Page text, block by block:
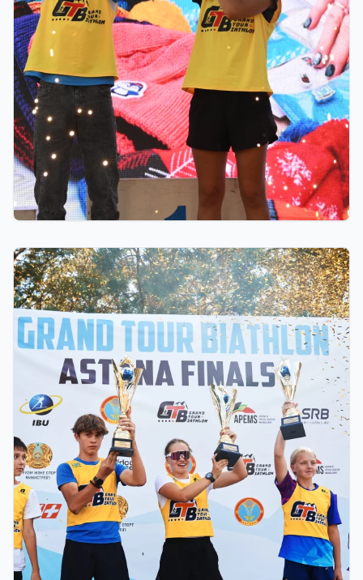
10 миллионов тенге областям, премии от
Ербола Хамитова и хрустальные кубки: как
прошел финал GRAND TOUR BIATHLON в
Астане